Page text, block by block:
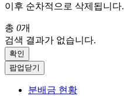
이후 순차적으로 삭제됩니다.
총 0개
검색 결과가 없습니다.
확인
팝업닫기
분배금 현황